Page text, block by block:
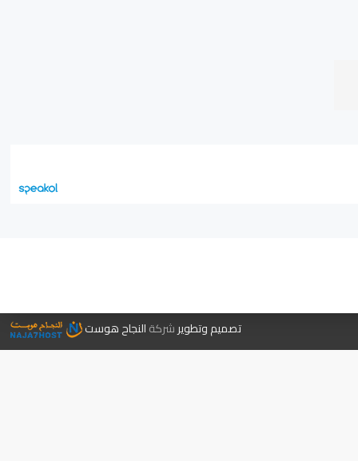
تصميم وتطويرشركةالنجاح هوست